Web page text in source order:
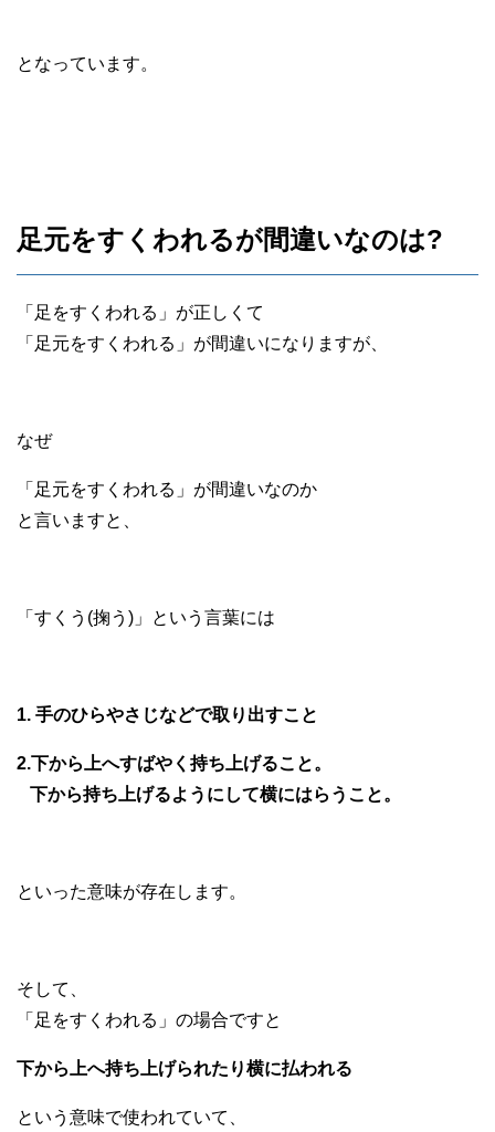
となっています。
足元をすくわれるが間違いなのは?
「足をすくわれる」が正しくて
「足元をすくわれる」が間違いになりますが、
なぜ
「足元をすくわれる」が間違いなのか
と言いますと、
「すくう(掬う)」という言葉には
1. 手のひらやさじなどで取り出すこと
2.下から上へすばやく持ち上げること。
下から持ち上げるようにして横にはらうこと。
といった意味が存在します。
そして、
「足をすくわれる」の場合ですと
下から上へ持ち上げられたり横に払われる
という意味で使われていて、